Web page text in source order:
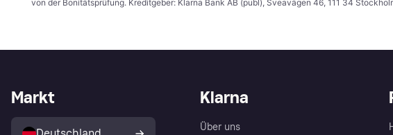
von der Bonitätsprüfung. Kreditgeber: Klarna Bank AB (publ), Sveavägen 46, 111 34
Klarna
Über uns
Markt